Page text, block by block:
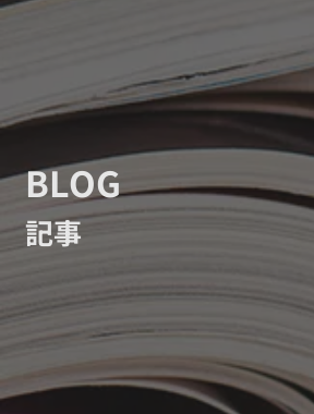
BLOG
記事